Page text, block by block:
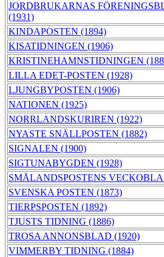
JORDBRUKARNAS
(1931)
KINDAPOSTEN (1894)
KISATIDNINGEN (1906)
KRISTINEHAMNSTIDNINGEN
LILLA EDET-POSTEN (1928)
LJUNGBYPOSTEN (1906)
NATIONEN (1925)
NORRLANDSKURIREN (1922)
NYASTE SNÄLLPOSTEN (1882)
SIGNALEN (1900)
SIGTUNABYGDEN (1928)
SMÅLANDSPOSTENS
SVENSKA POSTEN (1873)
TIERPSPOSTEN (1892)
TJUSTS TIDNING (1886)
TROSA ANNONSBLAD (1920)
VIMMERBY TIDNING (1884)